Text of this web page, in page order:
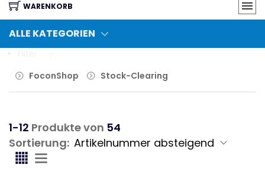
WARENKORB
ALLE KATEGORIEN
FoconShop
Stock-Clearing
1-12 Produkte von 54
Sortierung: